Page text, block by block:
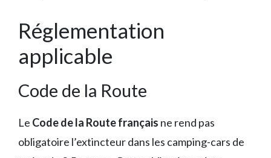
Réglementation
applicable
Code de la Route
Le Code de la Route français ne rend pas
obligatoire l’extincteur dans les camping-cars de